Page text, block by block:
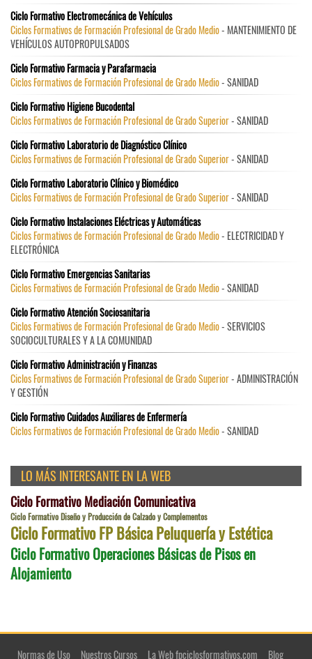
Ciclo Formativo Electromecánica de Vehículos
Ciclos Formativos de Formación Profesional de Grado Medio- MANTENIMIENTO DE
VEHÍCULOS AUTOPROPULSADOS
Ciclo Formativo Farmacia y Parafarmacia
Ciclos Formativos de Formación Profesional de Grado Medio- SANIDAD
Ciclo Formativo Higiene Bucodental
Ciclos Formativos de Formación Profesional de Grado Superior- SANIDAD
Ciclo Formativo Laboratorio de Diagnóstico Clínico
Ciclos Formativos de Formación Profesional de Grado Superior- SANIDAD
Ciclo Formativo Laboratorio Clínico y Biomédico
Ciclos Formativos de Formación Profesional de Grado Superior- SANIDAD
Ciclo Formativo Instalaciones Eléctricas y Automáticas
Ciclos Formativos de Formación Profesional de Grado Medio- ELECTRICIDAD Y
ELECTRÓNICA
Ciclo Formativo Emergencias Sanitarias
Ciclos Formativos de Formación Profesional de Grado Medio- SANIDAD
Ciclo Formativo Atención Sociosanitaria
Ciclos Formativos de Formación Profesional de Grado Medio- SERVICIOS
SOCIOCULTURALES Y A LA COMUNIDAD
Ciclo Formativo Administración y Finanzas
Ciclos Formativos de Formación Profesional de Grado Superior- ADMINISTRACIÓN
Y GESTIÓN
Ciclo Formativo Cuidados Auxiliares de Enfermería
Ciclos Formativos de Formación Profesional de Grado Medio- SANIDAD
LO MÁS INTERESANTE EN LA WEB
Ciclo Formativo Mediación Comunicativa
Ciclo Formativo Diseño y Producción de Calzado y Complementos
Ciclo Formativo FP Básica Peluquería y Estética
Ciclo Formativo Operaciones Básicas de Pisos en
Alojamiento
Normas de Uso Nuestros Cursos La Web fpciclosformativos.com Blog